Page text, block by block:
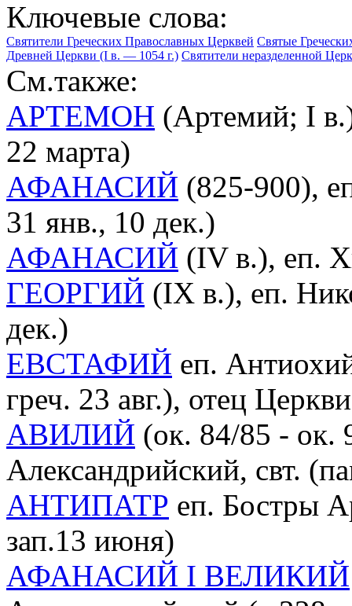
Ключевые слова:
Святители Греческих Православных Церквей Святые
Древней Церкви (I в. — 1054 г.) Святители неразделенной
См.также:
АРТЕМОН (Артемий; I
22 марта)
АФАНАСИЙ (825-900),
31 янв., 10 дек.)
АФАНАСИЙ (IV в.), еп.
ГЕОРГИЙ (IX в.), еп.
дек.)
ЕВСТАФИЙ еп.
греч. 23 авг.), отец Церкви
АВИЛИЙ (ок. 84/85 - ок.
Александрийский, свт.
АНТИПАТР еп. Бостры
зап.13 июня)
АФАНАСИЙ I ВЕЛИКИЙ